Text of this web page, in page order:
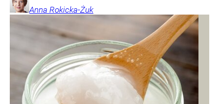
Anna Rokicka-Żuk